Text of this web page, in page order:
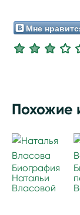
Мне
Похожие
Биография
Натальи
Власовой